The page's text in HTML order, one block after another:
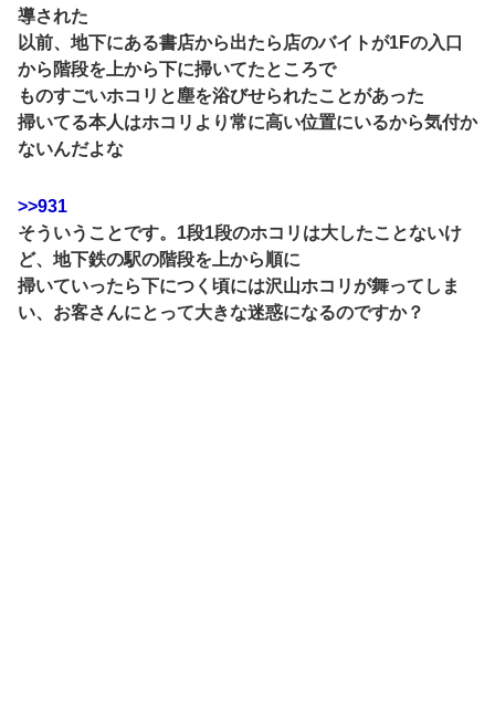
導された
以前、地下にある書店から出たら店のバイトが1Fの入口
から階段を上から下に掃いてたところで
ものすごいホコリと塵を浴びせられたことがあった
掃いてる本人はホコリより常に高い位置にいるから気付か
ないんだよな
>>931
そういうことです。1段1段のホコリは大したことないけ
ど、地下鉄の駅の階段を上から順に
掃いていったら下につく頃には沢山ホコリが舞ってしま
い、お客さんにとって大きな迷惑になるのですか？